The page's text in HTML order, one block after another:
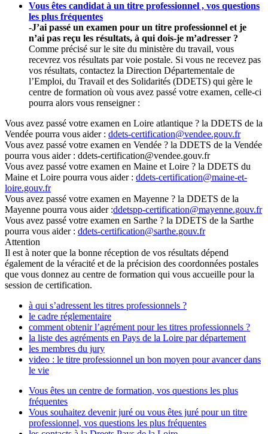
Vous êtes candidat à un titre professionnel , vos questions
les plus fréquentes
-J’ai passé un examen pour un titre professionnel et je
n’ai pas reçu les résultats, à qui dois-je m’adresser ?
Comme précisé sur le site du ministère du travail, vous
recevrez vos résultats par voie postale. Si vous ne recevez pas
vos résultats, contactez la Direction Départementale de
l’Emploi, du Travail et des Solidarités (DDETS) qui gère le
centre de formation où vous avez passé votre examen, celle-ci
pourra alors vous renseigner :
Vous avez passé votre examen en Loire atlantique ? la DDETS de la
Vendée pourra vous aider : ddets-certification@vendee.gouv.fr
Vous avez passé votre examen en Vendée ? la DDETS de la Vendée
pourra vous aider : ddets-certification@vendee.gouv.fr
Vous avez passé votre examen en Maine et Loire ? la DDETS du
Maine et Loire pourra vous aider : ddets-certification@maine-et-
loire.gouv.fr
Vous avez passé votre examen en Mayenne ? la DDETS de la
Mayenne pourra vous aider :ddetspp-certification@mayenne.gouv.fr
Vous avez passé votre examen en Sarthe ? la DDETS de la Sarthe
pourra vous aider : ddets-certification@sarthe.gouv.fr
Attention
Il est à noter que la bonne réception de vos résultats dépend
également de la véracité et de la précision des coordonnées postales
que vous donnez au centre de formation qui vous accueille pour la
session de certification.
à qui s’adressent les titres professionnels ?
le cadre réglementaire
comment obtenir l’agrément pour les titres professionnels ?
la liste des agréments en Pays de la Loire par département
les membres du jury
video : le titre professionnel un bon moyen pour avancer dans
le vie
Vous êtes un centre de formation, vos questions les plus
fréquentes
Vous souhaitez devenir juré ou vous êtes juré pour un titre
professionnel, vos questions les plus fréquentes